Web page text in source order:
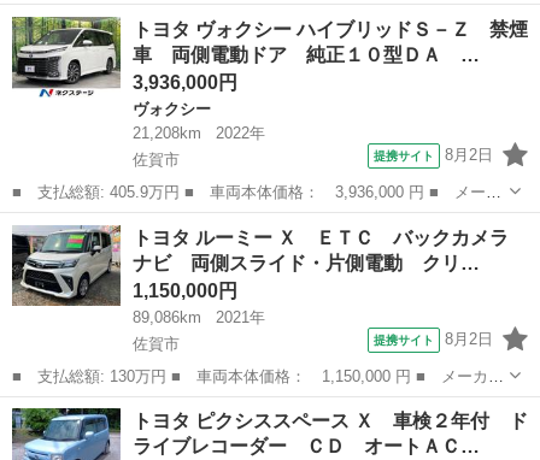
ー名： トヨタ ■ 車種名： プリウス ■ グレード名： Ｚ ナビ
＆ＴＶ バックカメラ ＥＴＣ キーレス スマートキー ドラレ
コ 安全装...
佐賀 佐賀市 プリウス
トヨタ ヴォクシー ハイブリッドＳ－Ｚ 禁煙
車 両側電動ドア 純正１０型ＤＡ …
3,936,000円
ヴォクシー
21,208km
2022年
佐賀市
提携サイト 8月2日
■ 支払総額: 405.9万円 ■ 車両本体価格： 3,936,000 円 ■ メーカ
ー名： トヨタ ■ 車種名： ヴォクシー ■ グレード名： ハイブ
リッドＳ－Ｚ 禁煙車 両側電動ドア 純正１０型ＤＡ １４型有機
ＥＬ後席...
佐賀 佐賀市 ヴォクシー
トヨタ ルーミー Ｘ ＥＴＣ バックカメラ
ナビ 両側スライド・片側電動 クリ…
1,150,000円
89,086km
2021年
佐賀市
提携サイト 8月2日
■ 支払総額: 130万円 ■ 車両本体価格： 1,150,000 円 ■ メーカー
名： トヨタ ■ 車種名： ルーミー ■ グレード名： Ｘ ＥＴ
Ｃ バックカメラ ナビ 両側スライド・片側電動 クリアランスソ
ナー 衝突被...
佐賀 佐賀市 トヨタ
トヨタ ピクシススペース Ｘ 車検２年付 ド
ライブレコーダー ＣＤ オートＡＣ…